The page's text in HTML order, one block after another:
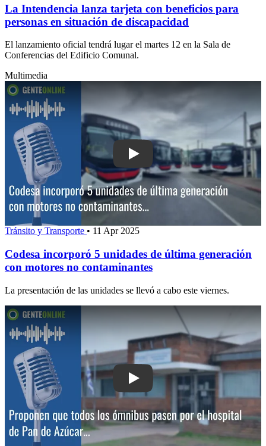
La Intendencia lanza tarjeta con beneficios para
personas en situación de discapacidad
El lanzamiento oficial tendrá lugar el martes 12 en la Sala de
Conferencias del Edificio Comunal.
Multimedia
Play: Codesa incorporó 5 unidades
Tránsito y Transporte • 11 Apr 2025
Codesa incorporó 5 unidades de última generación
con motores no contaminantes
La presentación de las unidades se llevó a cabo este viernes.
Play: Proponen que todos los